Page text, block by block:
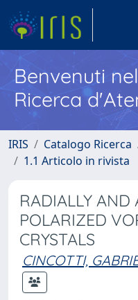
Benvenuti
Ricerca
IRIS Catalogo Ricerca
1.1 Articolo in rivista
RADIALLY AND
POLARIZED
CRYSTALS
CINCOTTI,